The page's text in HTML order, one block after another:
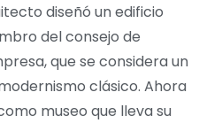
diseñó un edificio
del consejo de
que se considera un
clásico. Ahora
museo que lleva su